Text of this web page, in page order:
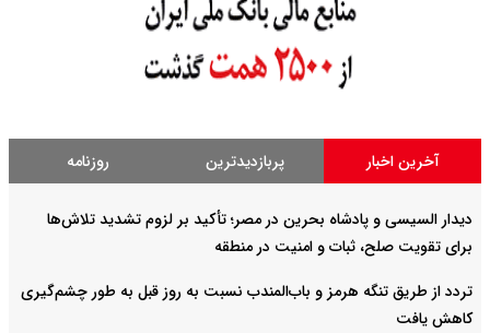
آخرین اخبار پربازدیدترین روزنامه
دیدار السیسی و پادشاه بحرین در مصر؛ تأکید بر لزوم تشدید تلاش‌ها
برای تقویت صلح، ثبات و امنیت در منطقه
تردد از طریق تنگه هرمز و باب‌المندب نسبت به روز قبل به طور چشم‌گیری
کاهش یافت